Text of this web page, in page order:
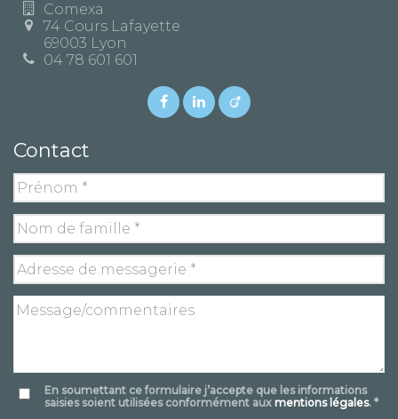
Comexa
74 Cours Lafayette
69003 Lyon
04 78 601 601
Contact
En soumettant ce formulaire j’accepte que les informations
saisies soient utilisées conformément auxmentions légales. *